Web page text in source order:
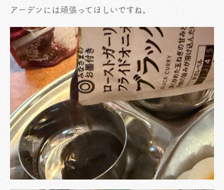
アーデンには頑張ってほしいですね。